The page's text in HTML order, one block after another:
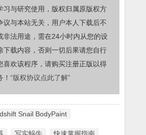
习与研究使用，版权归属原版权方
议与本站无关，用户本人下载后不
非法用途，需在24小时内从您的设
下载内容，否则一切后果请您自行
喜欢该程序，请购买注册正版以得
“版权协议点此了解”
Snail BodyPaint